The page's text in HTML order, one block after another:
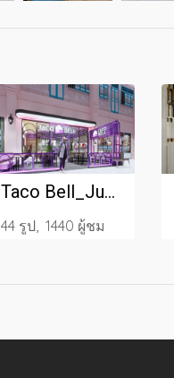
Taco Bell_Jungceylon Phuket_2023
44 รูป, 1440 ผู้ชม